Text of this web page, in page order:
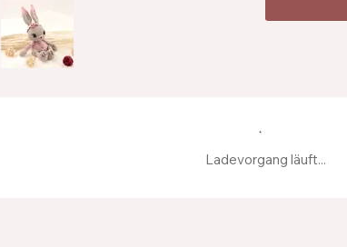
Ladevorgang läuft...